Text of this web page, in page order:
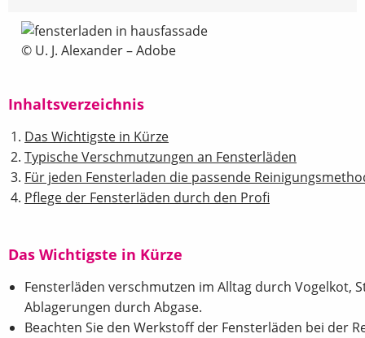
© U. J. Alexander – Adobe
Inhaltsverzeichnis
Das Wichtigste in Kürze
Typische Verschmutzungen an Fensterläden
Für jeden Fensterladen die passende
Pflege der Fensterläden durch den Profi
Das Wichtigste in Kürze
Fensterläden verschmutzen im Alltag durch Vogelkot,
Ablagerungen durch Abgase.
Beachten Sie den Werkstoff der Fensterläden bei der